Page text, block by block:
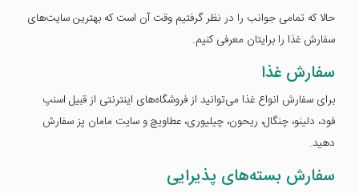
حالا که تمامی جوانب را در نظر گرفتیم وقت آن است که بهترین سایت‌های
سفارش غذا را برایتان معرفی کنیم.
سفارش غذا
برای سفارش انواع غذا می‌توانید از فروشگاه‌های اینترنتی از قبیل اسنپ
فود، دلینو، چنگال، ریحون، چیلیوری، عطاویچ و سایت مامان پز سفارش
دهید.
سفارش بسته‌های پذیرایی